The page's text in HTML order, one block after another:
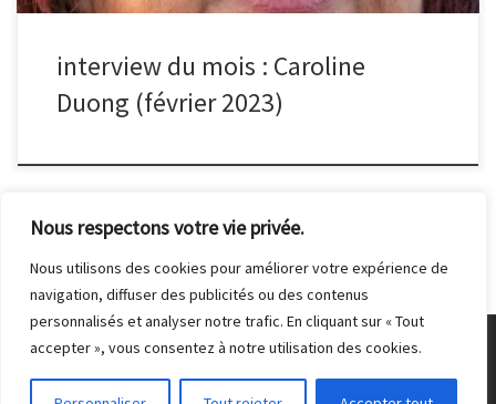
Nous respectons votre vie privée.
Nous utilisons des cookies pour améliorer votre expérience de
navigation, diffuser des publicités ou des contenus
personnalisés et analyser notre trafic. En cliquant sur « Tout
accepter », vous consentez à notre utilisation des cookies.
interview du mois : Caroline
Duong (février 2023)
© 2026Club Photo de Malakoff– Tous droits réservés